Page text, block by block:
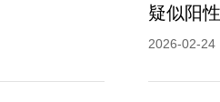
疑似阳
2026-02-24